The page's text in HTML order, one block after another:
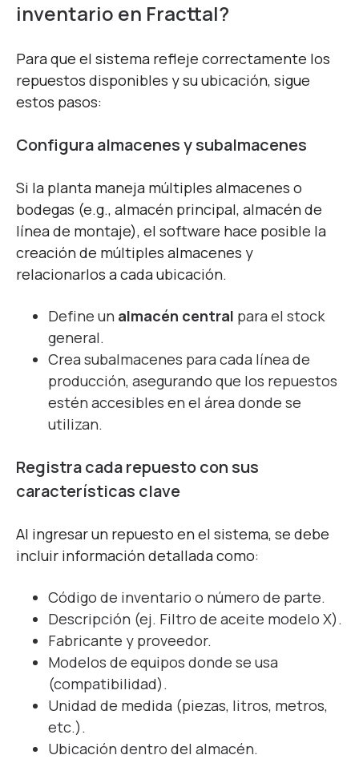
inventario en Fracttal?
Para que el sistema refleje correctamente los
repuestos disponibles y su ubicación, sigue
estos pasos:
Configura almacenes y subalmacenes
Si la planta maneja múltiples almacenes o
bodegas (e.g., almacén principal, almacén de
línea de montaje), el software hace posible la
creación de múltiples almacenes y
relacionarlos a cada ubicación.
Define un almacén central para el stock
general.
Crea subalmacenes para cada línea de
producción, asegurando que los repuestos
estén accesibles en el área donde se
utilizan.
Registra cada repuesto con sus
características clave
Al ingresar un repuesto en el sistema, se debe
incluir información detallada como:
Código de inventario o número de parte.
Descripción (ej. Filtro de aceite modelo X).
Fabricante y proveedor.
Modelos de equipos donde se usa
(compatibilidad).
Unidad de medida (piezas, litros, metros,
etc.).
Ubicación dentro del almacén.